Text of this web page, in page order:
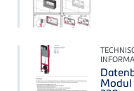
Modul